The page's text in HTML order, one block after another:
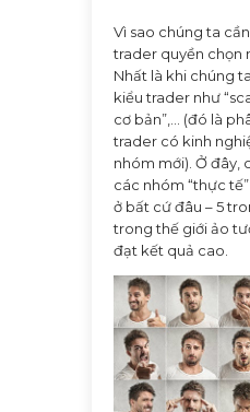
Vì sao chúng ta
trader quyền chọn
Nhất là khi chúng
kiểu trader như
cơ bản”,... (đó là
trader có kinh
nhóm mới). Ở đây,
các nhóm “thực
ở bất cứ đâu – 5
trong thế giới ảo
đạt kết quả cao.